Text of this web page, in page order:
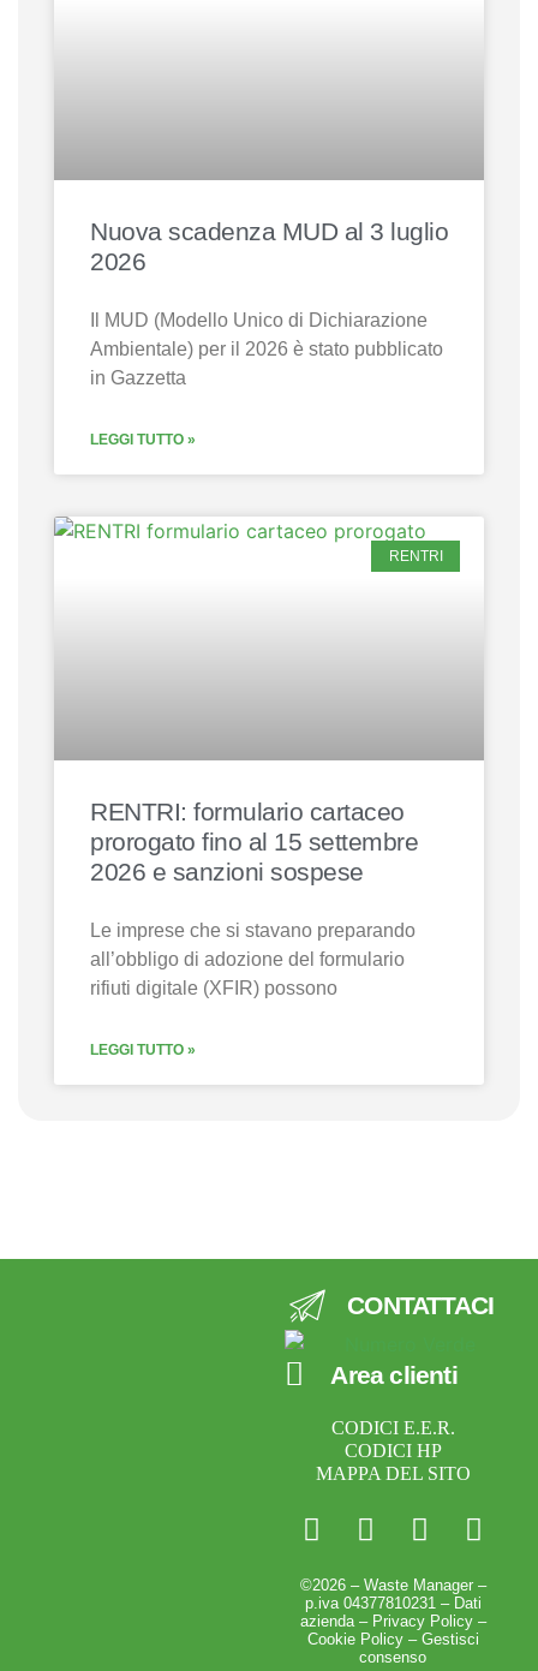
Nuova scadenza MUD al 3 luglio
2026
Il MUD (Modello Unico di Dichiarazione
Ambientale) per il 2026 è stato pubblicato
in Gazzetta
LEGGI TUTTO »
RENTRI
RENTRI: formulario cartaceo
prorogato fino al 15 settembre
2026 e sanzioni sospese
Le imprese che si stavano preparando
all’obbligo di adozione del formulario
rifiuti digitale (XFIR) possono
LEGGI TUTTO »
CONTATTACI
Area clienti
CODICI E.E.R.
CODICI HP
MAPPA DEL SITO
©2026 – Waste Manager –
p.iva 04377810231 – Dati
azienda– Privacy Policy–
Cookie Policy– Gestisci
consenso